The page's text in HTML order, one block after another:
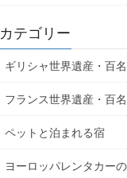
カテゴリー
ギリシャ世界遺産・百
フランス世界遺産・百
ペットと泊まれる宿
ヨーロッパレンタカー